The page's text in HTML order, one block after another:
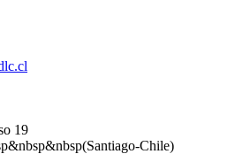
19
Chile)